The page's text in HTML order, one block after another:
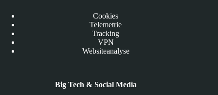
Cookies
Telemetrie
Tracking
VPN
Websiteanalyse
Big Tech & Social Media